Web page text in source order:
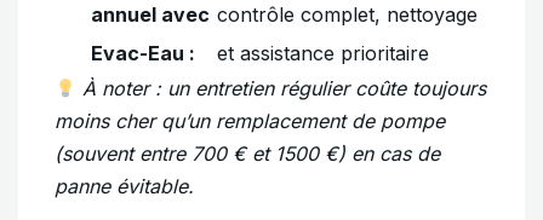
annuel avec
Evac-Eau :
contrôle complet, nettoyage
et assistance prioritaire
À noter : un entretien régulier coûte toujours
moins cher qu’un remplacement de pompe
(souvent entre 700 € et 1500 €) en cas de
panne évitable.